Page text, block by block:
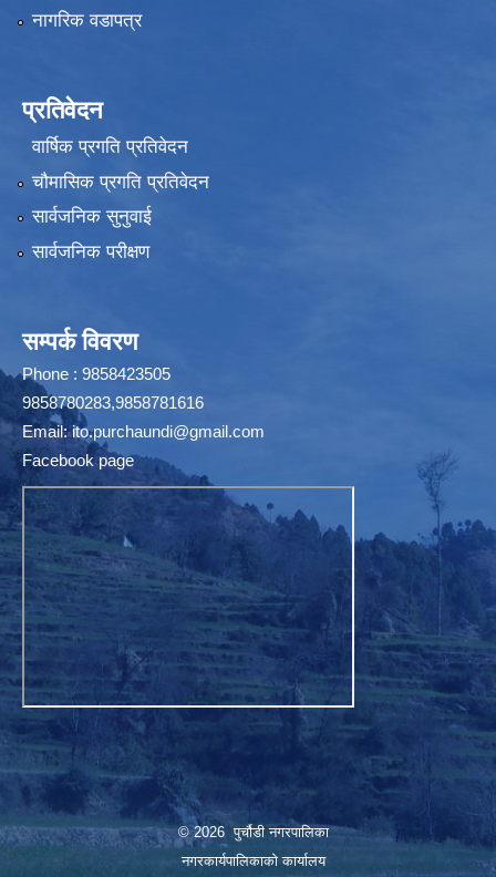
नागरिक वडापत्र
प्रतिवेदन
वार्षिक प्रगति प्रतिवेदन
चौमासिक प्रगति प्रतिवेदन
सार्वजनिक सुनुवाई
सार्वजनिक परीक्षण
सम्पर्क विवरण
Phone : 9858423505
9858780283,9858781616
Email:ito.purchaundi@gmail.com
Facebook page
© 2026 पुर्चौडी नगरपालिका
नगरकार्यपालिकाकाे कार्यालय